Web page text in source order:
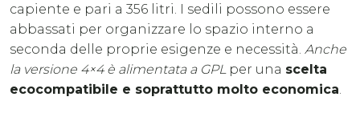
capiente e pari a 356 litri. I sedili possono essere
abbassati per organizzare lo spazio interno a
seconda delle proprie esigenze e necessità. Anche
la versione 4×4 è alimentata a GPL per una scelta
ecocompatibile e soprattutto molto economica.